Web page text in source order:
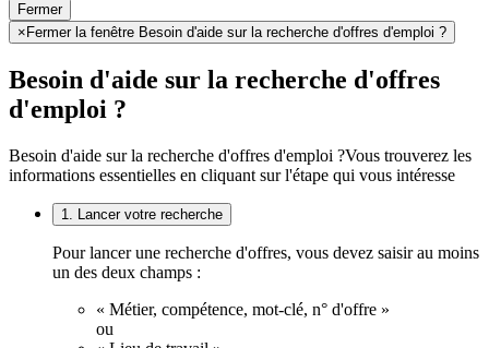
Fermer
× Fermer la fenêtre Besoin d'aide sur la recherche d'offres d'emploi ?
Besoin d'aide sur la recherche d'offres
d'emploi ?
Besoin d'aide sur la recherche d'offres d'emploi ?Vous trouverez les
informations essentielles en cliquant sur l'étape qui vous intéresse
1. Lancer votre recherche
Pour lancer une recherche d'offres, vous devez saisir au moins
un des deux champs :
« Métier, compétence, mot-clé, n° d'offre »
ou